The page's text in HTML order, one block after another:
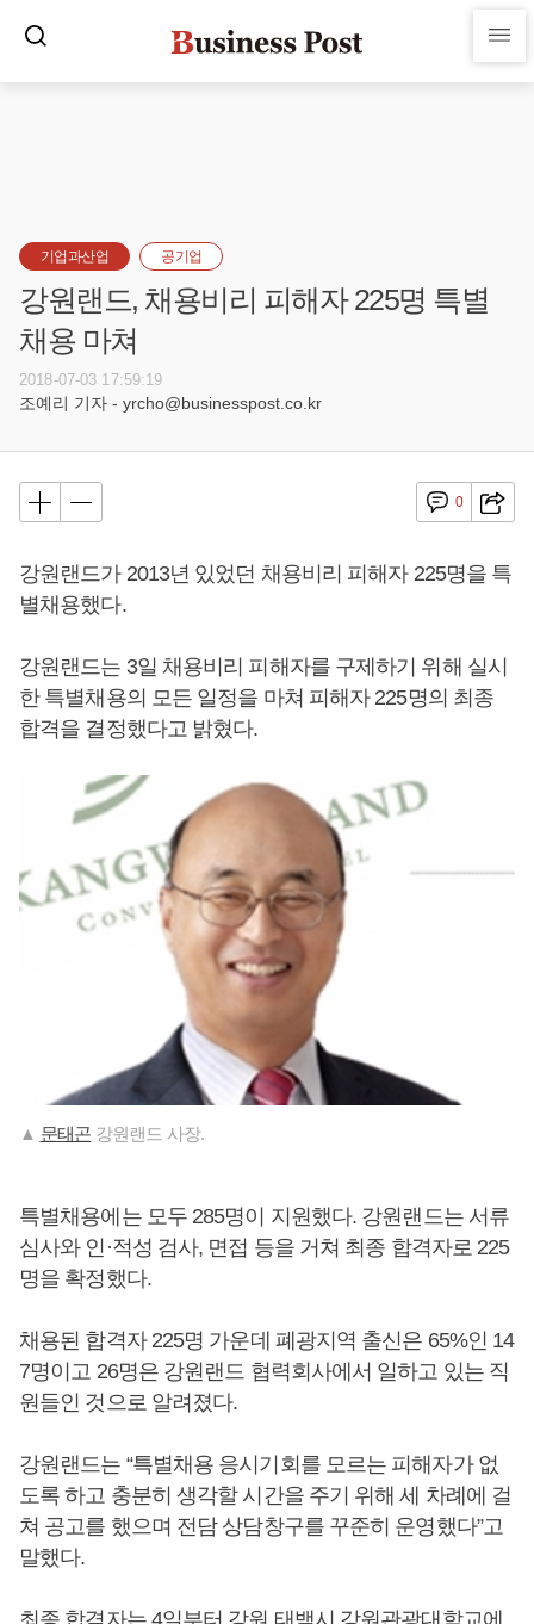
기업과산업 공기업
강원랜드, 채용비리 피해자 225명 특별
채용 마쳐
2018-07-03 17:59:19
조예리 기자 - yrcho@businesspost.co.kr
0
강원랜드가 2013년 있었던 채용비리 피해자 225명을 특
별채용했다.
강원랜드는 3일 채용비리 피해자를 구제하기 위해 실시
한 특별채용의 모든 일정을 마쳐 피해자 225명의 최종
합격을 결정했다고 밝혔다.
▲ 문태곤 강원랜드 사장.
특별채용에는 모두 285명이 지원했다. 강원랜드는 서류
심사와 인·적성 검사, 면접 등을 거쳐 최종 합격자로 225
명을 확정했다.
채용된 합격자 225명 가운데 폐광지역 출신은 65%인 14
7명이고 26명은 강원랜드 협력회사에서 일하고 있는 직
원들인 것으로 알려졌다.
강원랜드는 “특별채용 응시기회를 모르는 피해자가 없
도록 하고 충분히 생각할 시간을 주기 위해 세 차례에 걸
쳐 공고를 했으며 전담 상담창구를 꾸준히 운영했다”고
말했다.